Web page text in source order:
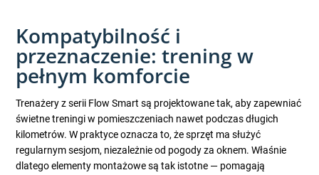
Kompatybilność i
przeznaczenie: trening w
pełnym komforcie
Trenażery z serii Flow Smart są projektowane tak, aby zapewniać
świetne treningi w pomieszczeniach nawet podczas długich
kilometrów. W praktyce oznacza to, że sprzęt ma służyć
regularnym sesjom, niezależnie od pogody za oknem. Właśnie
dlatego elementy montażowe są tak istotne — pomagają